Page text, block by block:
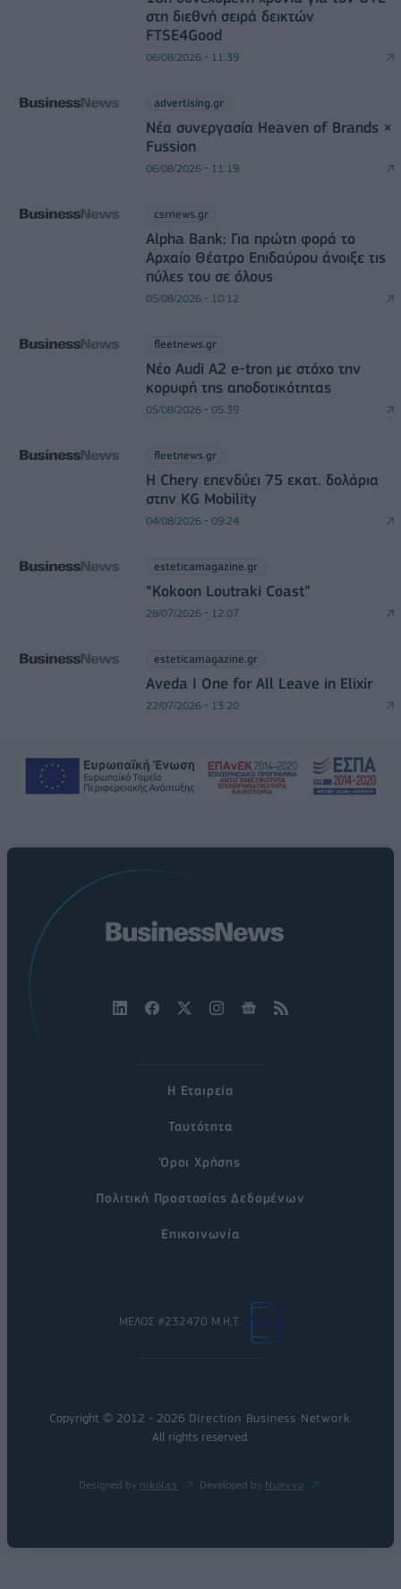
στη διεθνή σειρά δεικτών
FTSE4Good
06/08/2026 - 11:39
advertising.gr
Νέα συνεργασία Heaven of Brands ×
Fussion
06/08/2026 - 11:19
csrnews.gr
Alpha Bank: Για πρώτη φορά το
Αρχαίο Θέατρο Επιδαύρου άνοιξε τις
πύλες του σε όλους
05/08/2026 - 10:12
fleetnews.gr
Νέο Audi A2 e-tron με στόχο την
κορυφή της αποδοτικότητας
05/08/2026 - 05:39
fleetnews.gr
Η Chery επενδύει 75 εκατ. δολάρια
στην KG Mobility
04/08/2026 - 09:24
esteticamagazine.gr
“Kokoon Loutraki Coast”
28/07/2026 - 12:07
esteticamagazine.gr
Aveda I One for All Leave in Elixir
22/07/2026 - 13:20
Η Εταιρεία
Ταυτότητα
Όροι Χρήσης
Πολιτική Προστασίας Δεδομένων
Επικοινωνία
ΜΕΛΟΣ #232470 Μ.Η.Τ.
Copyright © 2012 - 2026 Direction Business Network
All rights reserved.
Designed by nikolas Developed by Nuevvo